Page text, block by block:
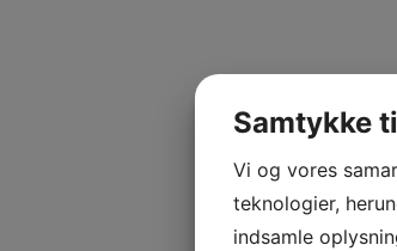
Samtykke
Vi og vores
teknologier,
indsamle